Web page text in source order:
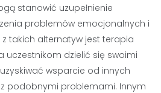
stanowić uzupełnienie
problemów emocjonalnych i
takich alternatyw jest terapia
uczestnikom dzielić się swoimi
wsparcie od innych
podobnymi problemami. Innym